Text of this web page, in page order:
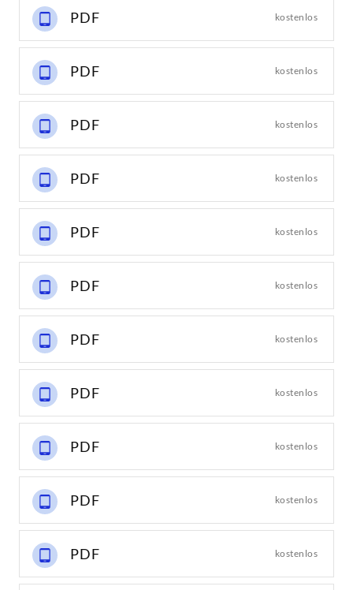
PDF kostenlos
PDF kostenlos
PDF kostenlos
PDF kostenlos
PDF kostenlos
PDF kostenlos
PDF kostenlos
PDF kostenlos
PDF kostenlos
PDF kostenlos
PDF kostenlos